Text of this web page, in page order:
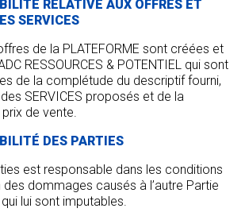
RELATIVE AUX OFFRES ET
SERVICES
de la PLATEFORME sont créées et
RESSOURCES & POTENTIEL qui sont
de la complétude du descriptif fourni,
SERVICES proposés et de la
de vente.
DES PARTIES
est responsable dans les conditions
dommages causés à l’autre Partie
lui sont imputables.